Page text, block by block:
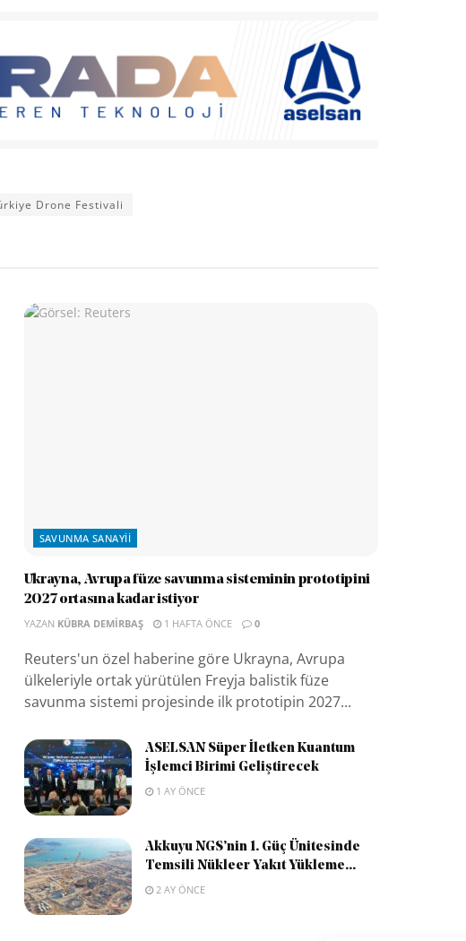
Drone Festivali
SAVUNMA SANAYII
Ukrayna, Avrupa füze savunma sisteminin prototipini
2027 ortasına kadar istiyor
YAZAN KÜBRA DEMIRBAŞ 1 HAFTA ÖNCE 0
Reuters'un özel haberine göre Ukrayna, Avrupa
ülkeleriyle ortak yürütülen Freyja balistik füze
savunma sistemi projesinde ilk prototipin 2027...
ASELSAN Süper İletken Kuantum
İşlemci Birimi Geliştirecek
1 AY ÖNCE
Akkuyu NGS’nin 1. Güç Ünitesinde
Temsili Nükleer Yakıt Yükleme...
2 AY ÖNCE